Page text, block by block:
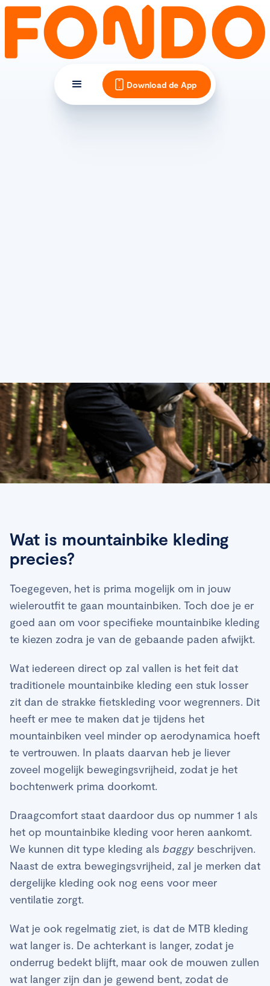
Download de App
Wat is mountainbike kleding
precies?
Toegegeven, het is prima mogelijk om in jouw
wieleroutfit te gaan mountainbiken. Toch doe je er
goed aan om voor specifieke mountainbike kleding
te kiezen zodra je van de gebaande paden afwijkt.
Wat iedereen direct op zal vallen is het feit dat
traditionele mountainbike kleding een stuk losser
zit dan de strakke fietskleding voor wegrenners. Dit
heeft er mee te maken dat je tijdens het
mountainbiken veel minder op aerodynamica hoeft
te vertrouwen. In plaats daarvan heb je liever
zoveel mogelijk bewegingsvrijheid, zodat je het
bochtenwerk prima doorkomt.
Draagcomfort staat daardoor dus op nummer 1 als
het op mountainbike kleding voor heren aankomt.
We kunnen dit type kleding als baggy beschrijven.
Naast de extra bewegingsvrijheid, zal je merken dat
dergelijke kleding ook nog eens voor meer
ventilatie zorgt.
Wat je ook regelmatig ziet, is dat de MTB kleding
wat langer is. De achterkant is langer, zodat je
onderrug bedekt blijft, maar ook de mouwen zullen
wat langer zijn dan je gewend bent, zodat de